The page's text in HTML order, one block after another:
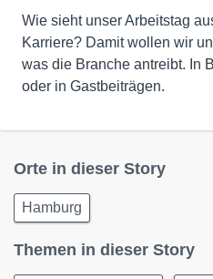
Wie sieht unser Arbeitstag
Karriere? Damit wollen wir
was die Branche antreibt. In
oder in Gastbeiträgen.
Orte in dieser Story
Hamburg
Themen in dieser Story